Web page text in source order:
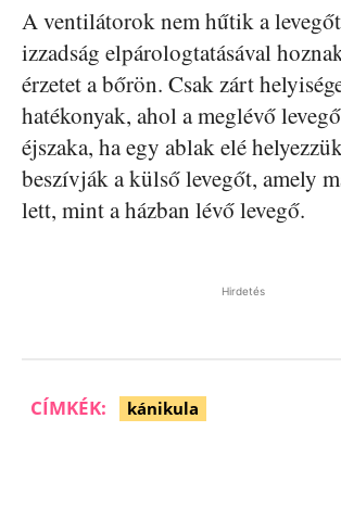
A ventilátorok nem hűtik a
izzadság elpárologtatásával
érzetet a bőrön. Csak zárt
hatékonyak, ahol a meglévő
éjszaka, ha egy ablak elé
beszívják a külső levegőt, amely
lett, mint a házban lévő levegő.
Hirdetés
CÍMKÉK: kánikula